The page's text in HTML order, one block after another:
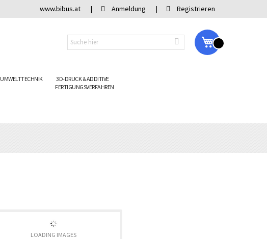
My Cart
www.bibus.at Anmeldung Registrieren
UMWELTTECHNIK
3D-DRUCK & ADDITIVE
FERTIGUNGSVERFAHREN
LOADING IMAGES